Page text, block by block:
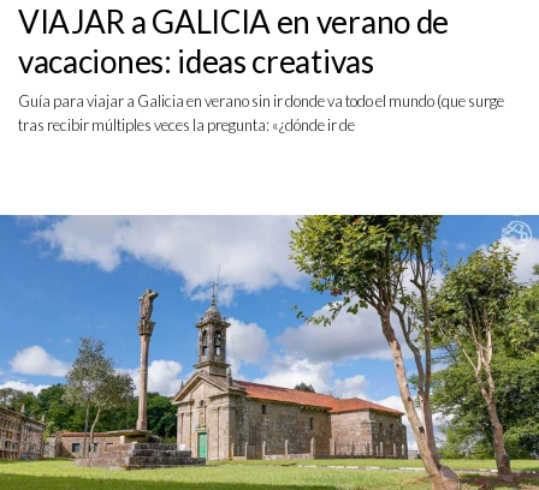
VIAJAR a GALICIA en verano de
vacaciones: ideas creativas
Guía para viajar a Galicia en verano sin ir donde va todo el mundo (que surge
tras recibir múltiples veces la pregunta: «¿dónde ir de